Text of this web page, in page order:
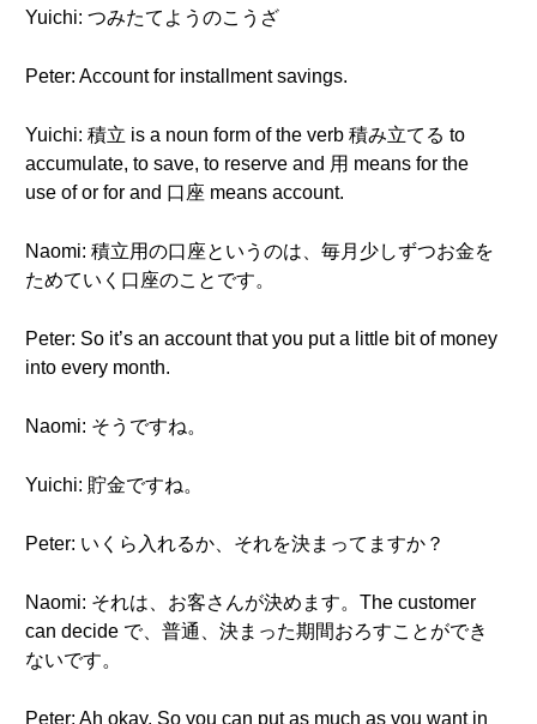
Yuichi: つみたてようのこうざ
Peter: Account for installment savings.
Yuichi: 積立 is a noun form of the verb 積み立てる to
accumulate, to save, to reserve and 用 means for the
use of or for and 口座 means account.
Naomi: 積立用の口座というのは、毎月少しずつお金を
ためていく口座のことです。
Peter: So it’s an account that you put a little bit of money
into every month.
Naomi: そうですね。
Yuichi: 貯金ですね。
Peter: いくら入れるか、それを決まってますか？
Naomi: それは、お客さんが決めます。The customer
can decide で、普通、決まった期間おろすことができ
ないです。
Peter: Ah okay. So you can put as much as you want in